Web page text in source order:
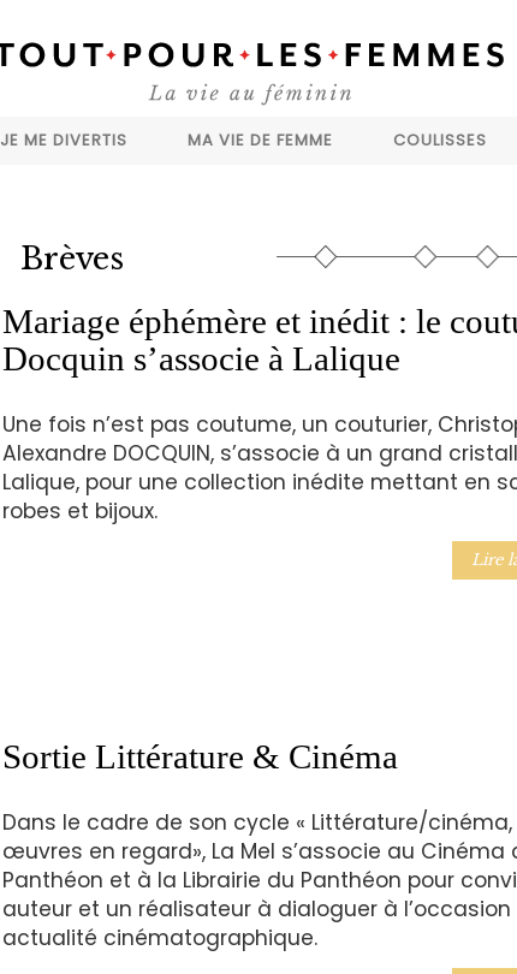
JE ME DIVERTIS MA VIE DE FEMME COULISSES
Brèves
Mariage éphémère et inédit : le
Docquin s’associe à Lalique
Une fois n’est pas coutume, un couturier,
Alexandre DOCQUIN, s’associe à un grand
Lalique, pour une collection inédite mettant en
robes et bijoux.
Lire
Sortie Littérature & Cinéma
Dans le cadre de son cycle « Littérature/cinéma,
œuvres en regard», La Mel s’associe au Cinéma
Panthéon et à la Librairie du Panthéon pour
auteur et un réalisateur à dialoguer à l’occasion
actualité cinématographique.